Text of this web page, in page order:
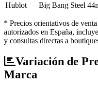
Hublot
Big Bang Steel
* Precios orientativos de
autorizados en España,
y consultas directas a
Variación de
Marca